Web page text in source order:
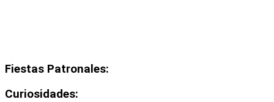
Fiestas Patronales:
Curiosidades: